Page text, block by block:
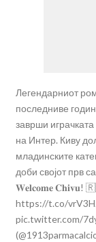
Легендарниот
последниве
заврши
на Интер. Киву
младинските
доби својот прв
𝐖𝐞𝐥𝐜𝐨𝐦𝐞 𝐂𝐡𝐢𝐯𝐮!
https://t.co/
pic.twitter.com/